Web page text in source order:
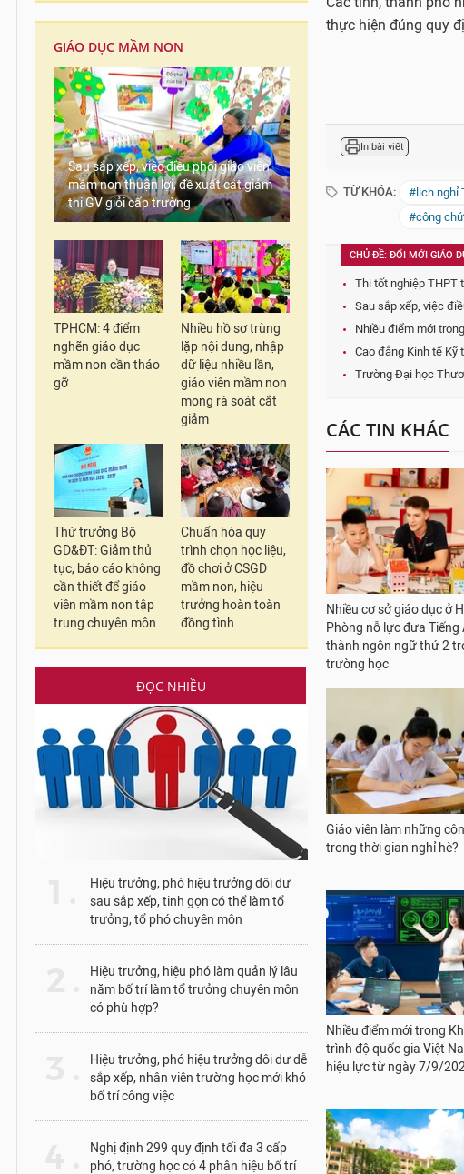
GIÁO DỤC MẦM NON
Sau sắp xếp, việc điều phối giáo viên
mầm non thuận lợi, đề xuất cắt giảm
thi GV giỏi cấp trường
TPHCM: 4 điểm
nghẽn giáo dục
mầm non cần tháo
gỡ
Nhiều hồ sơ trùng
lặp nội dung, nhập
dữ liệu nhiều lần,
giáo viên mầm non
mong rà soát cắt
giảm
Thứ trưởng Bộ
GD&ĐT: Giảm thủ
tục, báo cáo không
cần thiết để giáo
viên mầm non tập
trung chuyên môn
Chuẩn hóa quy
trình chọn học liệu,
đồ chơi ở CSGD
mầm non, hiệu
trưởng hoàn toàn
đồng tình
ĐỌC NHIỀU
Hiệu trưởng, phó hiệu trưởng dôi dư
sau sắp xếp, tinh gọn có thể làm tổ
trưởng, tổ phó chuyên môn
Hiệu trưởng, hiệu phó làm quản lý lâu
năm bố trí làm tổ trưởng chuyên môn
có phù hợp?
Hiệu trưởng, phó hiệu trưởng dôi dư dễ
sắp xếp, nhân viên trường học mới khó
bố trí công việc
Nghị định 299 quy định tối đa 3 cấp
phó, trường học có 4 phân hiệu bố trí
TỪ KHÓA:
#lịch nghỉ
Sau sắp xếp, việc
Nhiều điểm mới
Cao đẳng Kinh tế
CÁC TIN KHÁC
Nhiều cơ sở giáo dục ở
thành ngôn ngữ thứ 2
trường học
Giáo viên làm những
hiệu lực từ ngày 7/9/
trình độ tiến sĩ đợt
2026